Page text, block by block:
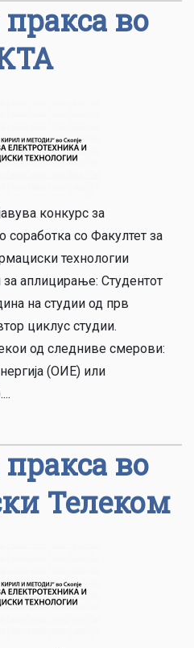
во
конкурс за
соработка со Факултет за
технологии
аплицирање: Студентот
на студии од прв
циклус студии.
од следниве смерови:
(ОИЕ) или
во
Телеком